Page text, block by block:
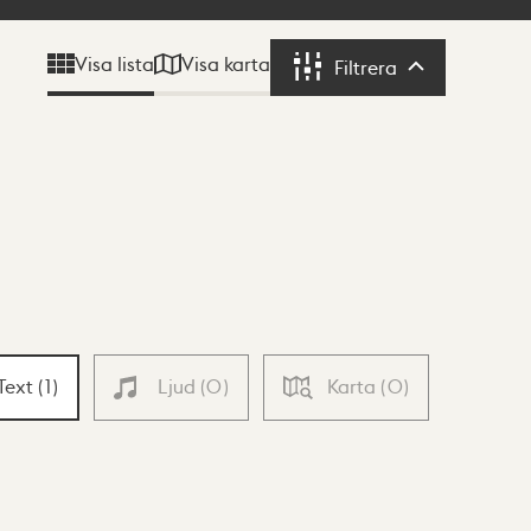
Visa lista Visa karta Filtrera Filtrera
(1) Ljud (0) Karta (0)